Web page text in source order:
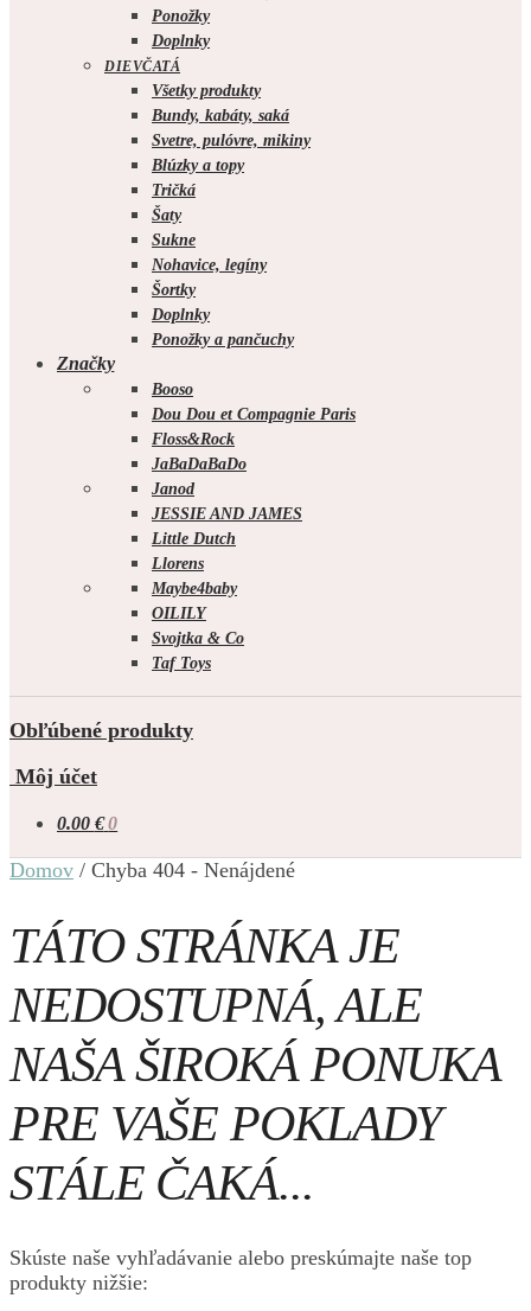
Ponožky
Doplnky
DIEVČATÁ
Všetky produkty
Bundy, kabáty, saká
Svetre, pulóvre, mikiny
Blúzky a topy
Tričká
Šaty
Sukne
Nohavice, legíny
Šortky
Doplnky
Ponožky a pančuchy
Značky
Booso
Dou Dou et Compagnie Paris
Floss&Rock
JaBaDaBaDo
Janod
JESSIE AND JAMES
Little Dutch
Llorens
Maybe4baby
OILILY
Svojtka & Co
Taf Toys
Obľúbené produkty
Môj účet
0.00 € 0
Domov / Chyba 404 - Nenájdené
TÁTO STRÁNKA JE
NEDOSTUPNÁ, ALE
NAŠA ŠIROKÁ PONUKA
PRE VAŠE POKLADY
STÁLE ČAKÁ...
Skúste naše vyhľadávanie alebo preskúmajte naše top
produkty nižšie: